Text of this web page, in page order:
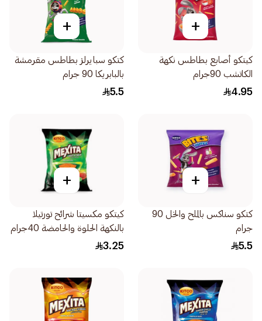
+
كيتكو أصابع بطاطس نكهة
الكاتشب 90جرام
4.95
+
كتكو سبايرلز بطاطس مقرمشة
بالبابريكا 90 جرام
5.5
+
كتكو سناكس بالملح والخل 90
جرام
5.5
+
كيتكو مكسيتا شرائح تورتيلا
بالنكهة الحلوة والحامضة 40جرام
3.25